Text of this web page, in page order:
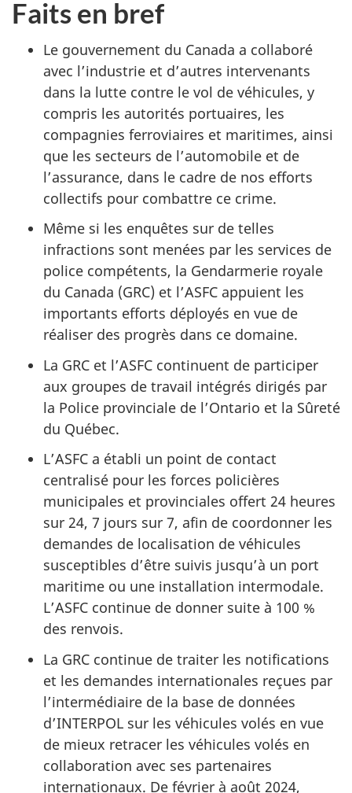
Faits en bref
Le gouvernement du Canada a collaboré
avec l’industrie et d’autres intervenants
dans la lutte contre le vol de véhicules, y
compris les autorités portuaires, les
compagnies ferroviaires et maritimes, ainsi
que les secteurs de l’automobile et de
l’assurance, dans le cadre de nos efforts
collectifs pour combattre ce crime.
Même si les enquêtes sur de telles
infractions sont menées par les services de
police compétents, la Gendarmerie royale
du Canada (GRC) et l’ASFC appuient les
importants efforts déployés en vue de
réaliser des progrès dans ce domaine.
La GRC et l’ASFC continuent de participer
aux groupes de travail intégrés dirigés par
la Police provinciale de l’Ontario et la Sûreté
du Québec.
L’ASFC a établi un point de contact
centralisé pour les forces policières
municipales et provinciales offert 24 heures
sur 24, 7 jours sur 7, afin de coordonner les
demandes de localisation de véhicules
susceptibles d’être suivis jusqu’à un port
maritime ou une installation intermodale.
L’ASFC continue de donner suite à 100 %
des renvois.
La GRC continue de traiter les notifications
et les demandes internationales reçues par
l’intermédiaire de la base de données
d’INTERPOL sur les véhicules volés en vue
de mieux retracer les véhicules volés en
collaboration avec ses partenaires
internationaux. De février à août 2024,